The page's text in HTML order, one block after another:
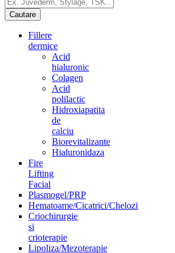
Fillere
dermice
Acid
hialuronic
Colagen
Acid
polilactic
Hidroxiapatita
de
calciu
Biorevitalizante
Hialuronidaza
Fire
Lifting
Facial
Plasmogel/PRP
Hematoame/Cicatrici/Chelozi
Criochirurgie
si
crioterapie
Lipoliza/Mezoterapie